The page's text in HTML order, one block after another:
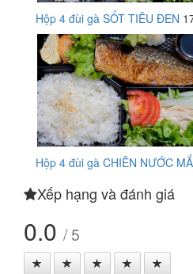
Hộp 4 đùi gà SỐT TIÊU ĐEN
Hộp 4 đùi gà CHIÊN NƯỚC
Xếp hạng và đánh giá
0.0 / 5